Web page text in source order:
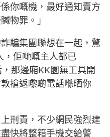
你嘅機，最好通知賣方
物罪。」
騙集團聯想在一起，驚
，佢哋嘅主人都已
那邊廂KK園無工具開
搶返嚟啲電話喺晒你
刑責，不少網民強烈建
快將整箱手機交給警